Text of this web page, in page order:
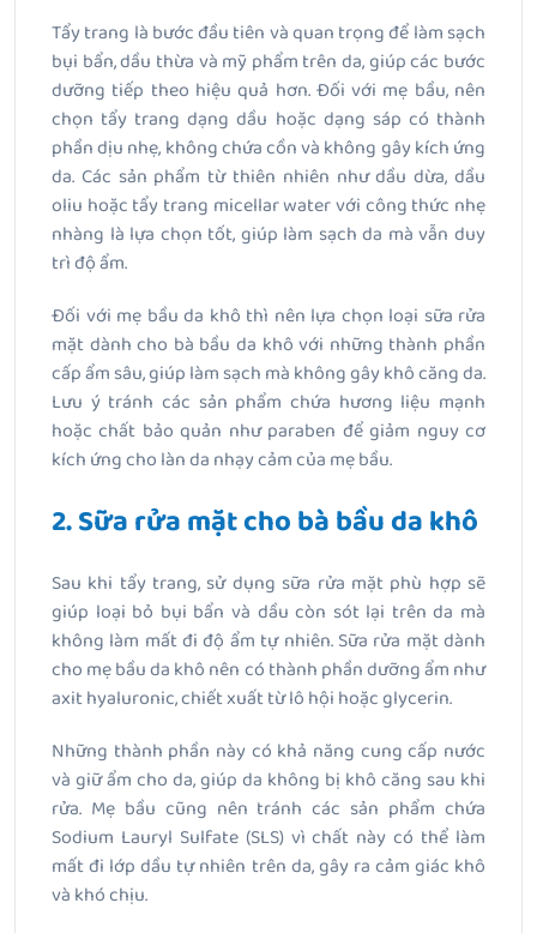
Tẩy trang là bước đầu tiên và quan trọng để làm sạch
bụi bẩn, dầu thừa và mỹ phẩm trên da, giúp các bước
dưỡng tiếp theo hiệu quả hơn. Đối với mẹ bầu, nên
chọn tẩy trang dạng dầu hoặc dạng sáp có thành
phần dịu nhẹ, không chứa cồn và không gây kích ứng
da. Các sản phẩm từ thiên nhiên như dầu dừa, dầu
oliu hoặc tẩy trang micellar water với công thức nhẹ
nhàng là lựa chọn tốt, giúp làm sạch da mà vẫn duy
trì độ ẩm.
Đối với mẹ bầu da khô thì nên lựa chọn loại sữa rửa
mặt dành cho bà bầu da khô với những thành phần
cấp ẩm sâu, giúp làm sạch mà không gây khô căng da.
Lưu ý tránh các sản phẩm chứa hương liệu mạnh
hoặc chất bảo quản như paraben để giảm nguy cơ
kích ứng cho làn da nhạy cảm của mẹ bầu.
2. Sữa rửa mặt cho bà bầu da khô
Sau khi tẩy trang, sử dụng sữa rửa mặt phù hợp sẽ
giúp loại bỏ bụi bẩn và dầu còn sót lại trên da mà
không làm mất đi độ ẩm tự nhiên. Sữa rửa mặt dành
cho mẹ bầu da khô nên có thành phần dưỡng ẩm như
axit hyaluronic, chiết xuất từ lô hội hoặc glycerin.
Những thành phần này có khả năng cung cấp nước
và giữ ẩm cho da, giúp da không bị khô căng sau khi
rửa. Mẹ bầu cũng nên tránh các sản phẩm chứa
Sodium Lauryl Sulfate (SLS) vì chất này có thể làm
mất đi lớp dầu tự nhiên trên da, gây ra cảm giác khô
và khó chịu.